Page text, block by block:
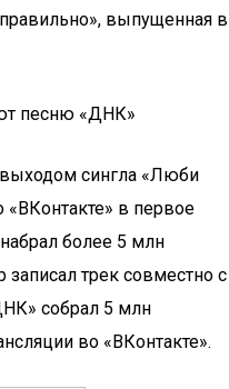
выпущенная в
песню «ДНК»
сингла «Люби
в первое
более 5 млн
трек совместно с
собрал 5 млн
во «ВКонтакте».